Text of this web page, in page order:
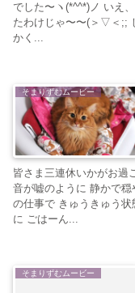
でした〜ヽ(*^^*)ノ いえ
たわけじゃ〜〜(＞▽＜;;
かく...
そまりずむムービー
皆さま三連休いかがお過
音が嘘のように 静かで
の仕事で きゅうきゅう
に ごはーん...
そまりずむムービー